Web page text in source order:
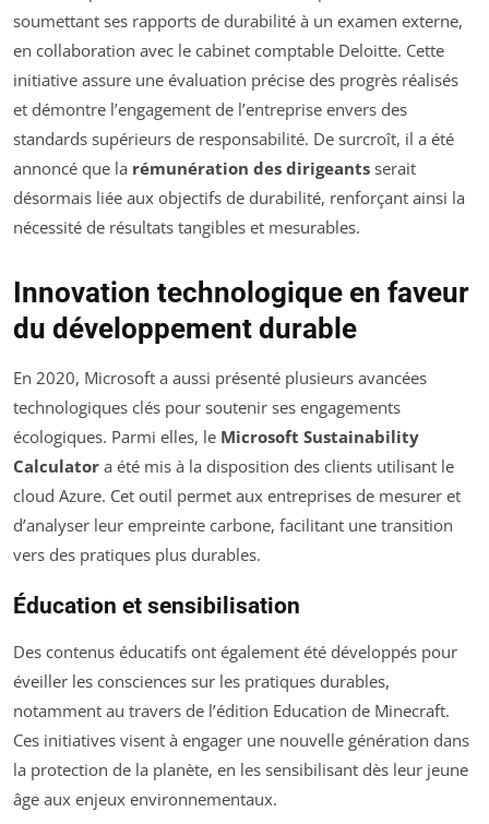
soumettant ses rapports de durabilité à un examen externe,
en collaboration avec le cabinet comptable Deloitte. Cette
initiative assure une évaluation précise des progrès réalisés
et démontre l’engagement de l’entreprise envers des
standards supérieurs de responsabilité. De surcroît, il a été
annoncé que la rémunération des dirigeants serait
désormais liée aux objectifs de durabilité, renforçant ainsi la
nécessité de résultats tangibles et mesurables.
Innovation technologique en faveur
du développement durable
En 2020, Microsoft a aussi présenté plusieurs avancées
technologiques clés pour soutenir ses engagements
écologiques. Parmi elles, le Microsoft Sustainability
Calculator a été mis à la disposition des clients utilisant le
cloud Azure. Cet outil permet aux entreprises de mesurer et
d’analyser leur empreinte carbone, facilitant une transition
vers des pratiques plus durables.
Éducation et sensibilisation
Des contenus éducatifs ont également été développés pour
éveiller les consciences sur les pratiques durables,
notamment au travers de l’édition Education de Minecraft.
Ces initiatives visent à engager une nouvelle génération dans
la protection de la planète, en les sensibilisant dès leur jeune
âge aux enjeux environnementaux.